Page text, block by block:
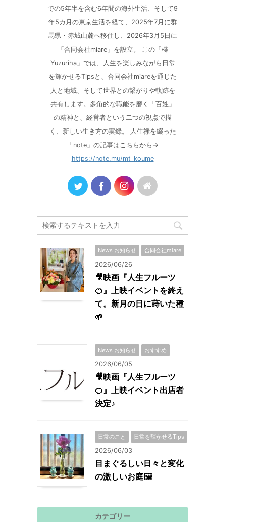
での5年半を含む6年間の海外生活、そして9
年5カ月の東京生活を経て、2025年7月に群
馬県・赤城山麓へ移住し、2026年3月5日に
「合同会社miare」を設立。 この「楪
Yuzuriha」では、人生を楽しみながら日常
を輝かせるTipsと、合同会社miareを通じた
人と地域、そして世界との繋がりや軌跡を
共有します。多角的な職能を磨く「百姓」
の精神と、経営者という二つの視点で描
く、新しい生き方の実録。 人生禄を綴った
「note」の記事はこちらから→
https://note.mu/mt_koume
News お知らせ 合同会社miare
2026/06/26
🎥映画『人生フルーツ
🍊』上映イベントを終え
て。新月の日に蒔いた種
🌱
News お知らせ おすすめ
2026/06/05
🎥映画『人生フルーツ
🍊』上映イベント出店者
決定♪
日常のこと 日常を輝かせるTips
2026/06/03
目まぐるしい日々と変化
の激しいお庭🖼
カテゴリー